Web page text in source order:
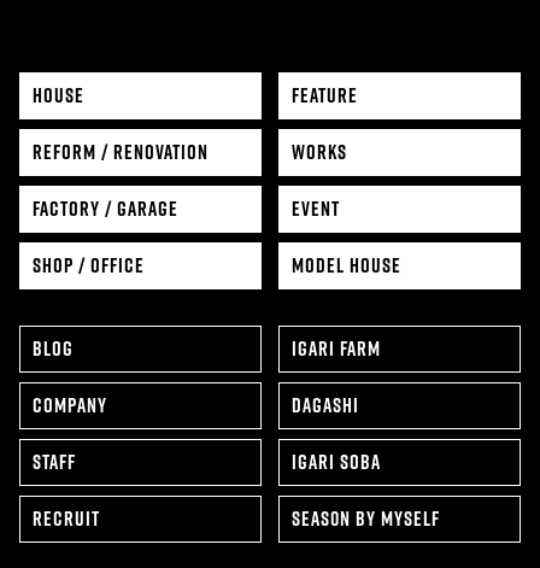
HOUSE
FEATURE
REFORM / RENOVATION
WORKS
FACTORY / GARAGE
EVENT
SHOP / OFFICE
MODEL HOUSE
BLOG
IGARI FARM
COMPANY
DAGASHI
STAFF
IGARI SOBA
RECRUIT
SEAS0N BY MYSELF